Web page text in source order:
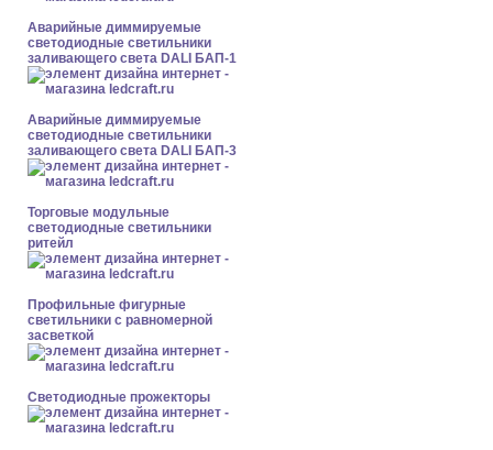
Аварийные диммируемые
светодиодные светильники
заливающего света DALI БАП-1
Аварийные диммируемые
светодиодные светильники
заливающего света DALI БАП-3
Торговые модульные
светодиодные светильники
ритейл
Профильные фигурные
светильники с равномерной
засветкой
Светодиодные прожекторы